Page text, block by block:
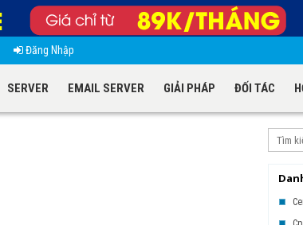
Đăng Nhập
SERVER EMAIL SERVER GIẢI PHÁP ĐỐI TÁC